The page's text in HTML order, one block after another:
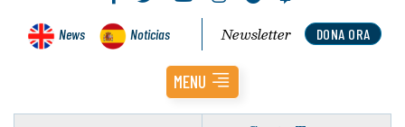
News Noticias DONA ORA
Newsletter
MENU